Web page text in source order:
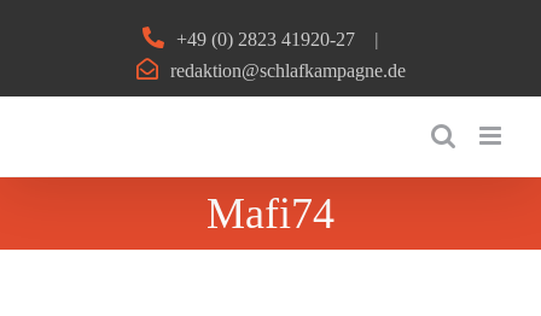
+49 (0) 2823 41920-27
|
redaktion@schlafkampagne.de
Mafi74